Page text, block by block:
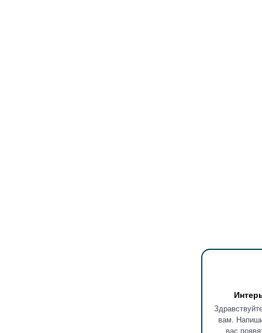
вам.
вас